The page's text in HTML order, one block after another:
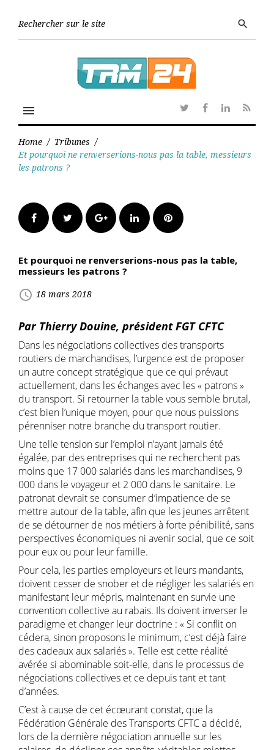
search
menu
TwitterFacebook
Linkedin
RSS
Home / Tribunes /
Et pourquoi ne renverserions-nous pas la table, messieurs
les patrons ?
FacebookTwitter Google+LinkedInPinterest
Et pourquoi ne renverserions-nous pas la table,
messieurs les patrons ?
access_time 18 mars 2018
Par Thierry Douine, président FGT CFTC
Dans les négociations collectives des transports
routiers de marchandises, l’urgence est de proposer
un autre concept stratégique que ce qui prévaut
actuellement, dans les échanges avec les « patrons »
du transport. Si retourner la table vous semble brutal,
c’est bien l’unique moyen, pour que nous puissions
pérenniser notre branche du transport routier.
Une telle tension sur l’emploi n’ayant jamais été
égalée, par des entreprises qui ne recherchent pas
moins que 17 000 salariés dans les marchandises, 9
000 dans le voyageur et 2 000 dans le sanitaire. Le
patronat devrait se consumer d’impatience de se
mettre autour de la table, afin que les jeunes arrêtent
de se détourner de nos métiers à forte pénibilité, sans
perspectives économiques ni avenir social, que ce soit
pour eux ou pour leur famille.
Pour cela, les parties employeurs et leurs mandants,
doivent cesser de snober et de négliger les salariés en
manifestant leur mépris, maintenant en survie une
convention collective au rabais. Ils doivent inverser le
paradigme et changer leur doctrine : « Si conflit on
cédera, sinon proposons le minimum, c’est déjà faire
des cadeaux aux salariés ». Telle est cette réalité
avérée si abominable soit-elle, dans le processus de
négociations collectives et ce depuis tant et tant
d’années.
C’est à cause de cet écœurant constat, que la
Fédération Générale des Transports CFTC a décidé,
lors de la dernière négociation annuelle sur les